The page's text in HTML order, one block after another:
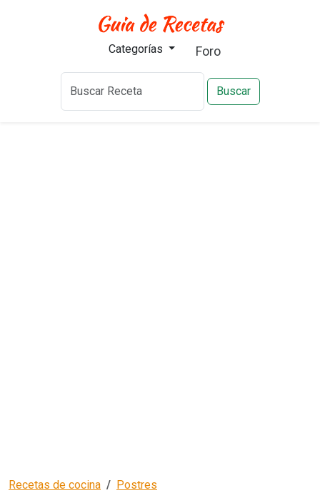
Categorías Foro
Buscar
Recetas de cocina Postres